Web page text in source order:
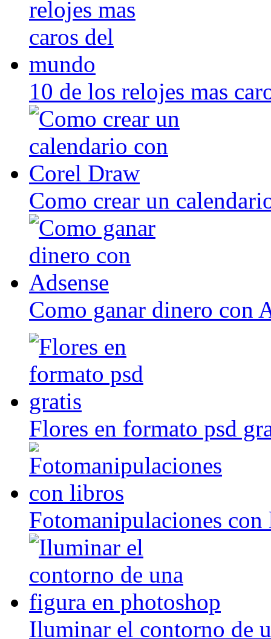
10 de los relojes mas
Como crear un
Como ganar dinero con
Flores en formato psd
Fotomanipulaciones
Iluminar el contorno de